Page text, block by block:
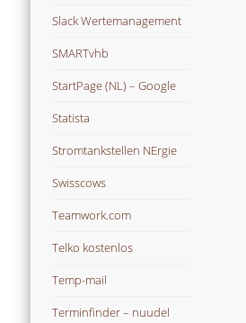
Slack Wertemanagement
SMARTvhb
StartPage (NL) – Google
Statista
Stromtankstellen NErgie
Swisscows
Teamwork.com
Telko kostenlos
Temp-mail
Terminfinder – nuudel